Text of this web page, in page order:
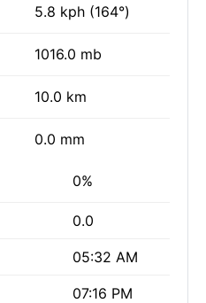
5.8 kph (164°)
1016.0 mb
10.0 km
0.0 mm
0%
0.0
05:32 AM
07:16 PM